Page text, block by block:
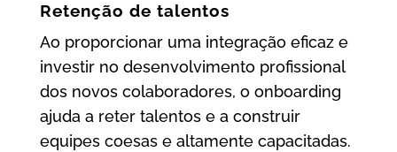
Retenção de talentos
Ao proporcionar uma integração eficaz e
investir no desenvolvimento profissional
dos novos colaboradores, o onboarding
ajuda a reter talentos e a construir
equipes coesas e altamente capacitadas.